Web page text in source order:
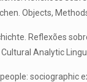
Objects,
Reflexões
Analytic